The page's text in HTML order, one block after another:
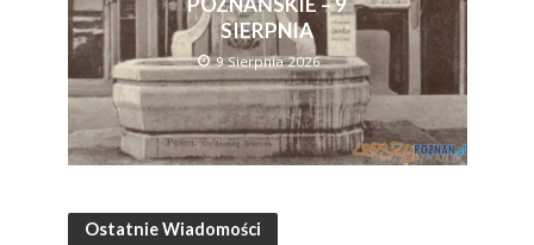
SIERPNIA
9 Sierpnia 2026
Ostatnie Wiadomości